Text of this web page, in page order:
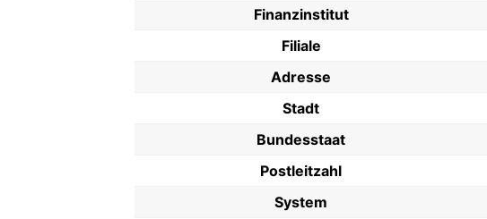
Finanzinstitut
Filiale
Adresse
Stadt
Bundesstaat
Postleitzahl
System